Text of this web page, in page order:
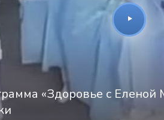
«Здоровье с Еленой